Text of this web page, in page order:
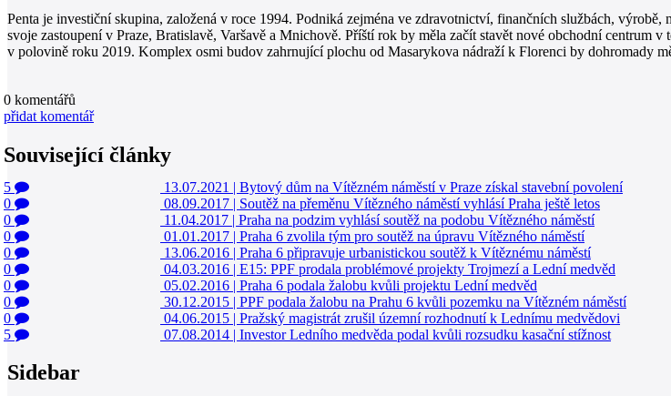
Penta je investiční skupina, založená v roce 1994. Podniká zejména ve zdravotnictví, finančních službách,
svoje zastoupení v Praze, Bratislavě, Varšavě a Mnichově. Příští rok by měla začít stavět nové obchodní centrum
v polovině roku 2019. Komplex osmi budov zahrnující plochu od Masarykova nádraží k Florenci by dohromady
0 komentářů
přidat komentář
Související články
5 13.07.2021 | Bytový dům na Vítězném náměstí v Praze získal stavební povolení
0
08.09.2017 | Soutěž na přeměnu Vítězného náměstí vyhlásí Praha ještě letos
0
11.04.2017 | Praha na podzim vyhlásí soutěž na podobu Vítězného náměstí
0
01.01.2017 | Praha 6 zvolila tým pro soutěž na úpravu Vítězného náměstí
0
13.06.2016 | Praha 6 připravuje urbanistickou soutěž k Vítěznému náměstí
0
04.03.2016 | E15: PPF prodala problémové projekty Trojmezí a Lední medvěd
0
05.02.2016 | Praha 6 podala žalobu kvůli projektu Lední medvěd
0
30.12.2015 | PPF podala žalobu na Prahu 6 kvůli pozemku na Vítězném náměstí
0
04.06.2015 | Pražský magistrát zrušil územní rozhodnutí k Lednímu medvědovi
5
07.08.2014 | Investor Ledního medvěda podal kvůli rozsudku kasační stížnost
Sidebar